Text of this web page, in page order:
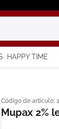
HAPPY TIME
Código de artículo:
Mupax 2%